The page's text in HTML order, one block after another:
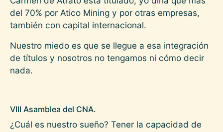
del 70% por Atico Mining y por otras empresas,
también con capital internacional.
Nuestro miedo es que se llegue a esa integración
de títulos y nosotros no tengamos ni cómo decir
nada.
VIII Asamblea del CNA.
¿Cuál es nuestro sueño? Tener la capacidad de